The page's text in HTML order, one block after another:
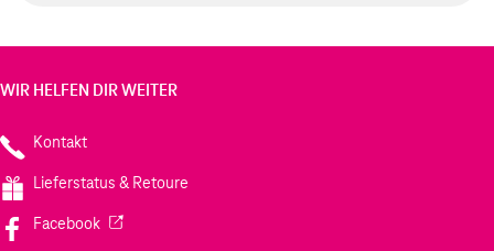
WIR HELFEN DIR WEITER
Kontakt
Lieferstatus & Retoure
Facebook(Wird in einem neuen Tab geöffnet)